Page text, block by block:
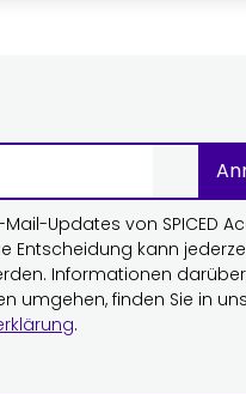
Updates von SPICED
Entscheidung kann
Informationen
umgehen, finden Sie in
.